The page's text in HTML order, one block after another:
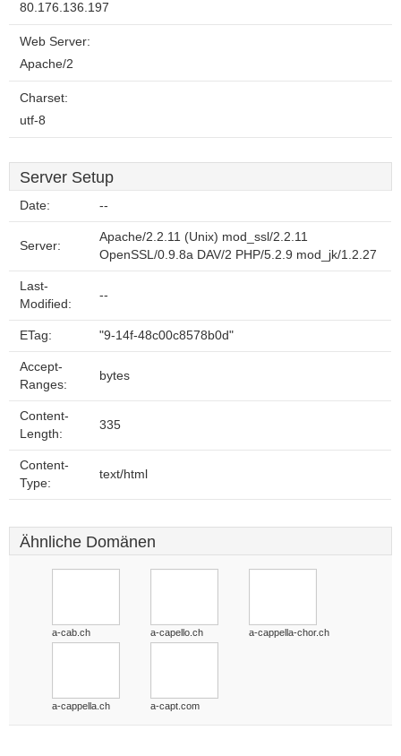
80.176.136.197
Web Server:
Apache/2
Charset:
utf-8
Server Setup
Date: --
Server:
Apache/2.2.11 (Unix) mod_ssl/2.2.11
OpenSSL/0.9.8a DAV/2 PHP/5.2.9 mod_jk/1.2.27
Last-
Modified:
--
ETag: "9-14f-48c00c8578b0d"
Accept-
Ranges:
bytes
Content-
Length:
335
Content-
Type:
text/html
Ähnliche Domänen
a-cab.ch a-capello.ch a-cappella-chor.ch
a-cappella.ch a-capt.com